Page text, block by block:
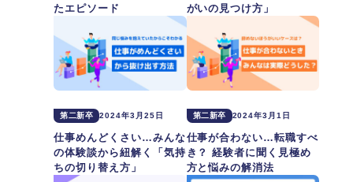
たエピソード
がいの見つけ方」
第二新卒 2024年3月25日
仕事めんどくさい…みんな
の体験談から紐解く「気持
ちの切り替え方」
第二新卒 2024年3月1日
仕事が合わない…転職すべ
き？ 経験者に聞く見極め
方と悩みの解消法